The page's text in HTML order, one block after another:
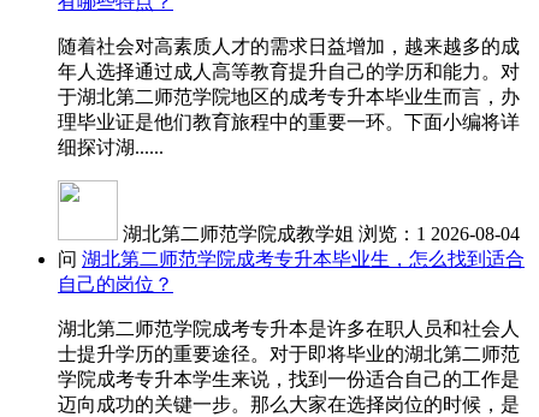
随着社会对高素质人才的需求日益增加，越来越多的成
年人选择通过成人高等教育提升自己的学历和能力。对
于湖北第二师范学院地区的成考专升本毕业生而言，办
理毕业证是他们教育旅程中的重要一环。下面小编将详
细探讨湖......
湖北第二师范学院成教学姐 浏览：1 2026-08-04
问 湖北第二师范学院成考专升本毕业生，怎么找到适合
自己的岗位？
湖北第二师范学院成考专升本是许多在职人员和社会人
士提升学历的重要途径。对于即将毕业的湖北第二师范
学院成考专升本学生来说，找到一份适合自己的工作是
迈向成功的关键一步。那么大家在选择岗位的时候，是